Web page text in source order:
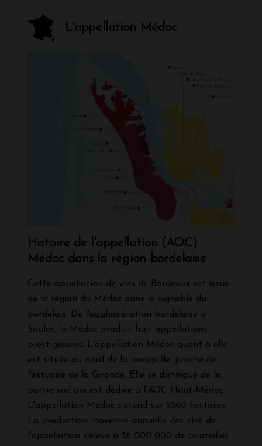
L'appellation Médoc
Histoire de l'appellation (AOC)
Médoc dans la région bordelaise
Cette appellation de vins de Bordeaux est issue
de la région du Médoc dans le vignoble du
bordelais. De l'agglomération bordelaise à
Soulac, le Médoc produit huit appellations
prestigieuses. L'appellation Médoc quant à elle
est située au nord de la presqu’île, proche de
l'estuaire de la Gironde. Elle se distingue de la
partie sud qui est dédiée à l'AOC Haut-Médoc.
L'appellation Médoc s’étend sur 5560 hectares.
La production moyenne annuelle des vins de
l'appellation s'élève à 36 000 000 de bouteilles.